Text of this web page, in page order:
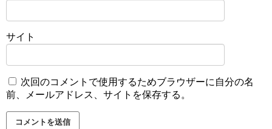
サイト
次回のコメントで使用するためブラウザーに自分の名
前、メールアドレス、サイトを保存する。